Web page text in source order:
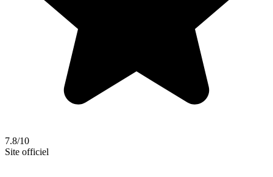
7.8/10
Site officiel